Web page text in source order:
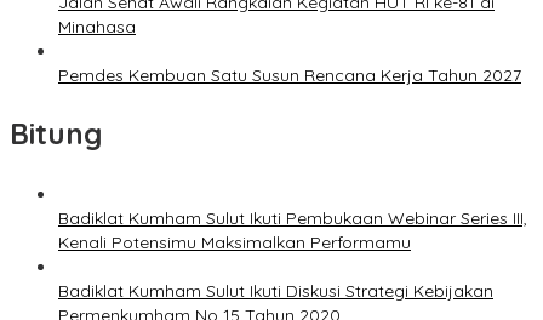
Minahasa
Pemdes Kembuan Satu Susun Rencana Kerja Tahun 2027
Bitung
Badiklat Kumham Sulut Ikuti Pembukaan Webinar Series III,
Kenali Potensimu Maksimalkan Performamu
Badiklat Kumham Sulut Ikuti Diskusi Strategi Kebijakan
Permenkumham No 15 Tahun 2020